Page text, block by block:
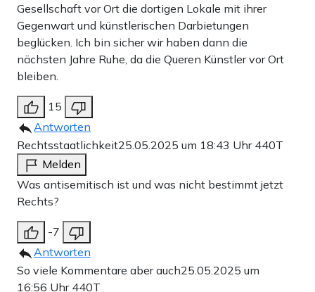
Gesellschaft vor Ort die dortigen Lokale mit ihrer
Gegenwart und künstlerischen Darbietungen
beglücken. Ich bin sicher wir haben dann die
nächsten Jahre Ruhe, da die Queren Künstler vor Ort
bleiben.
15
Antworten
Rechtsstaatlichkeit25.05.2025 um 18:43 Uhr 440T
Melden
Was antisemitisch ist und was nicht bestimmt jetzt
Rechts?
-7
Antworten
So viele Kommentare aber auch25.05.2025 um
16:56 Uhr 440T